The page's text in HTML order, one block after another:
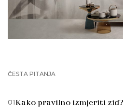
ČESTA PITANJA
01Kako pravilno izmjeriti zid?